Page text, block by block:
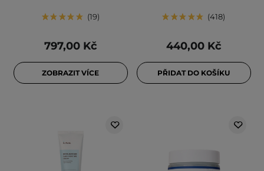
19
797,00 Kč
ZOBRAZIT VÍCE
418
440,00 Kč
PŘIDAT DO KOŠÍKU